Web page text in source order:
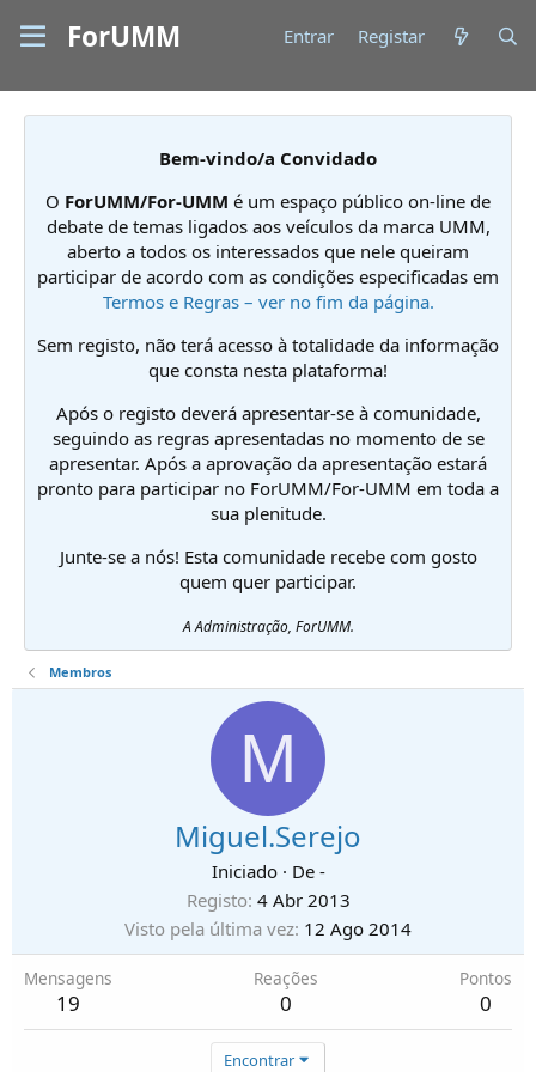
ForUMM Entrar Registar
Bem-vindo/a Convidado
O ForUMM/For-UMM é um espaço público on-line de
debate de temas ligados aos veículos da marca UMM,
aberto a todos os interessados que nele queiram
participar de acordo com as condições especificadas em
Termos e Regras – ver no fim da página.
Sem registo, não terá acesso à totalidade da informação
que consta nesta plataforma!
Após o registo deverá apresentar-se à comunidade,
seguindo as regras apresentadas no momento de se
apresentar. Após a aprovação da apresentação estará
pronto para participar no ForUMM/For-UMM em toda a
sua plenitude.
Junte-se a nós! Esta comunidade recebe com gosto
quem quer participar.
A Administração, ForUMM.
Membros
M
Miguel.Serejo
Iniciado · De -
Registo 4 Abr 2013
Visto pela última vez 12 Ago 2014
Mensagens
19
Reações
0
Pontos
0
Encontrar